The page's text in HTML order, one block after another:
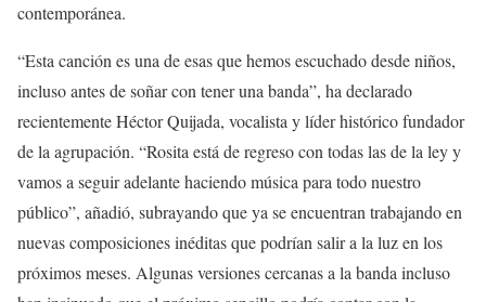
contemporánea.
“Esta canción es una de esas que hemos escuchado desde niños,
incluso antes de soñar con tener una banda”, ha declarado
recientemente Héctor Quijada, vocalista y líder histórico fundador
de la agrupación. “Rosita está de regreso con todas las de la ley y
vamos a seguir adelante haciendo música para todo nuestro
público”, añadió, subrayando que ya se encuentran trabajando en
nuevas composiciones inéditas que podrían salir a la luz en los
próximos meses. Algunas versiones cercanas a la banda incluso